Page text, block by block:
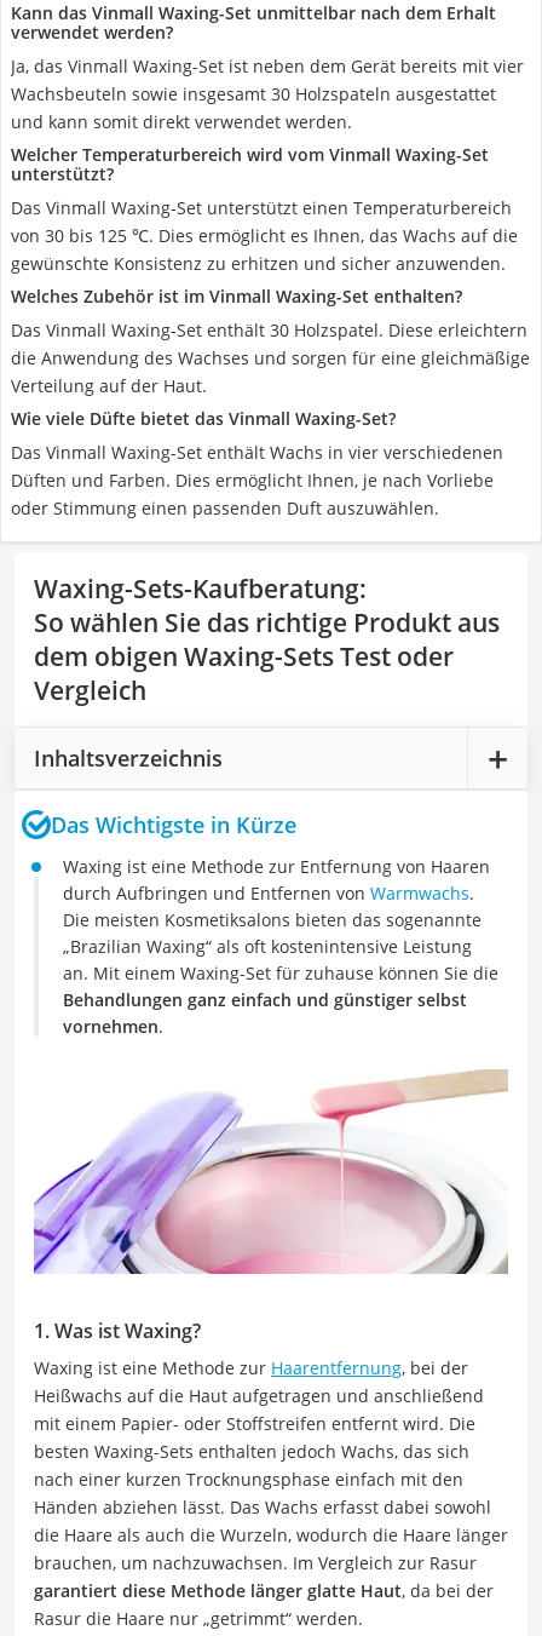
Kann das Vinmall Waxing-Set unmittelbar nach dem Erhalt
verwendet werden?
Ja, das Vinmall Waxing-Set ist neben dem Gerät bereits mit vier
Wachsbeuteln sowie insgesamt 30 Holzspateln ausgestattet
und kann somit direkt verwendet werden.
Welcher Temperaturbereich wird vom Vinmall Waxing-Set
unterstützt?
Das Vinmall Waxing-Set unterstützt einen Temperaturbereich
von 30 bis 125 ℃. Dies ermöglicht es Ihnen, das Wachs auf die
gewünschte Konsistenz zu erhitzen und sicher anzuwenden.
Welches Zubehör ist im Vinmall Waxing-Set enthalten?
Das Vinmall Waxing-Set enthält 30 Holzspatel. Diese erleichtern
die Anwendung des Wachses und sorgen für eine gleichmäßige
Verteilung auf der Haut.
Wie viele Düfte bietet das Vinmall Waxing-Set?
Das Vinmall Waxing-Set enthält Wachs in vier verschiedenen
Düften und Farben. Dies ermöglicht Ihnen, je nach Vorliebe
oder Stimmung einen passenden Duft auszuwählen.
Waxing-Sets-Kaufberatung:
So wählen Sie das richtige Produkt aus
dem obigen Waxing-Sets Test oder
Vergleich
Inhaltsverzeichnis
Das Wichtigste in Kürze
Waxing ist eine Methode zur Entfernung von Haaren
durch Aufbringen und Entfernen von Warmwachs.
Die meisten Kosmetiksalons bieten das sogenannte
„Brazilian Waxing“ als oft kostenintensive Leistung
an. Mit einem Waxing-Set für zuhause können Sie die
Behandlungen ganz einfach und günstiger selbst
vornehmen.
1. Was ist Waxing?
Waxing ist eine Methode zur Haarentfernung, bei der
Heißwachs auf die Haut aufgetragen und anschließend
mit einem Papier- oder Stoffstreifen entfernt wird. Die
besten Waxing-Sets enthalten jedoch Wachs, das sich
nach einer kurzen Trocknungsphase einfach mit den
Händen abziehen lässt. Das Wachs erfasst dabei sowohl
die Haare als auch die Wurzeln, wodurch die Haare länger
brauchen, um nachzuwachsen. Im Vergleich zur Rasur
garantiert diese Methode länger glatte Haut, da bei der
Rasur die Haare nur „getrimmt“ werden.